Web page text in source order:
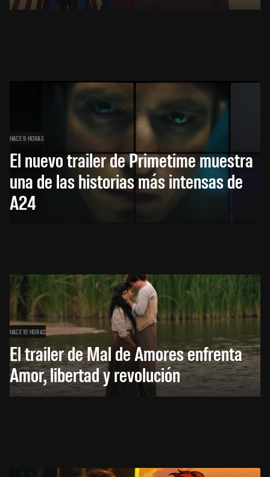
HACE 9 HORAS
El nuevo trailer de Primetime muestra
una de las historias más intensas de
A24
HACE 10 HORAS
El trailer de Mal de Amores enfrenta
Amor, libertad y revolución